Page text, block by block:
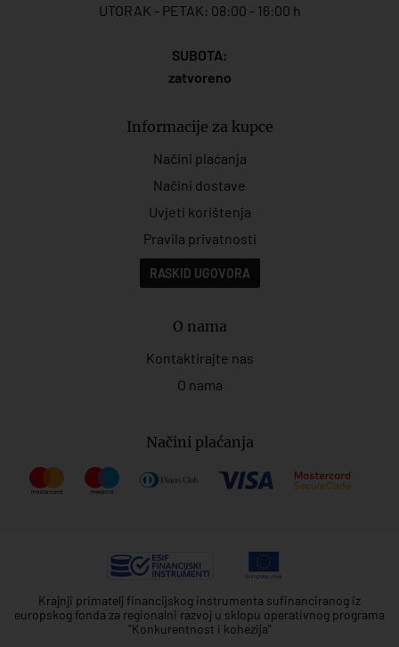
UTORAK - PETAK: 08:00 - 16:00 h
SUBOTA:
zatvoreno
Informacije za kupce
Načini plaćanja
Načini dostave
Uvjeti korištenja
Pravila privatnosti
RASKID UGOVORA
O nama
Kontaktirajte nas
O nama
Načini plaćanja
Krajnji primatelj financijskog instrumenta sufinanciranog iz
europskog fonda za regionalni razvoj u sklopu operativnog programa
"Konkurentnost i kohezija"